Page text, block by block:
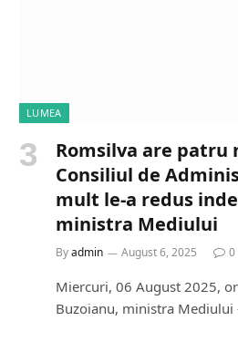
LUMEA
Romsilva are patru
Consiliul de
mult le-a redus
ministra Mediului
Byadmin August 6, 2025 0
Miercuri, 06 August 2025,
Buzoianu, ministra Mediului